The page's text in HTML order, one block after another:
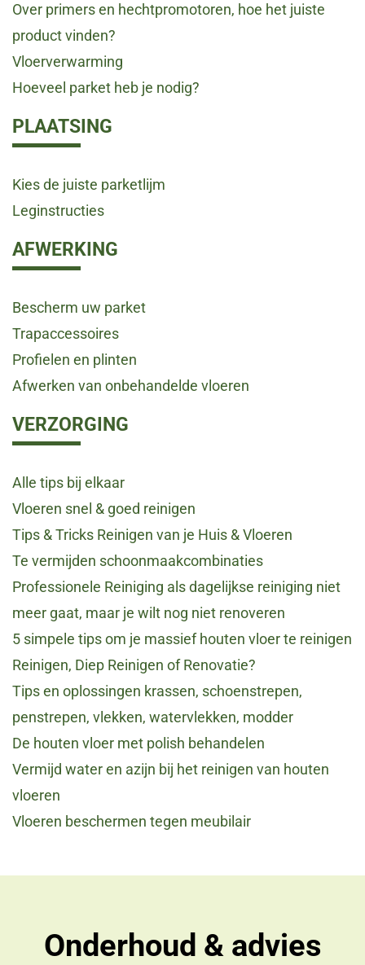
Over primers en hechtpromotoren, hoe het juiste
product vinden?
Vloerverwarming
Hoeveel parket heb je nodig?
PLAATSING
Kies de juiste parketlijm
Leginstructies
AFWERKING
Bescherm uw parket
Trapaccessoires
Profielen en plinten
Afwerken van onbehandelde vloeren
VERZORGING
Alle tips bij elkaar
Vloeren snel & goed reinigen
Tips & Tricks Reinigen van je Huis & Vloeren
Te vermijden schoonmaakcombinaties
Professionele Reiniging als dagelijkse reiniging niet
meer gaat, maar je wilt nog niet renoveren
5 simpele tips om je massief houten vloer te reinigen
Reinigen, Diep Reinigen of Renovatie?
Tips en oplossingen krassen, schoenstrepen,
penstrepen, vlekken, watervlekken, modder
De houten vloer met polish behandelen
Vermijd water en azijn bij het reinigen van houten
vloeren
Vloeren beschermen tegen meubilair
Onderhoud & advies